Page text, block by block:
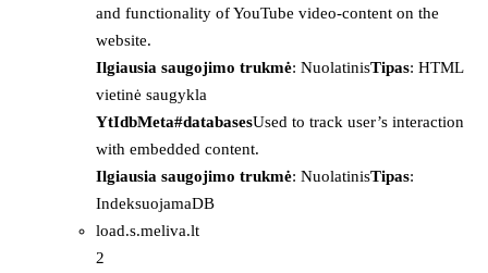
and functionality of YouTube video-content on the
website.
Ilgiausia saugojimo trukmė: NuolatinisTipas: HTML
vietinė saugykla
YtIdbMeta#databasesUsed to track user’s interaction
with embedded content.
Ilgiausia saugojimo trukmė: NuolatinisTipas:
IndeksuojamaDB
load.s.meliva.lt
2